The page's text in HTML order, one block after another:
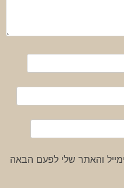
והאתר שלי לפעם הבאה